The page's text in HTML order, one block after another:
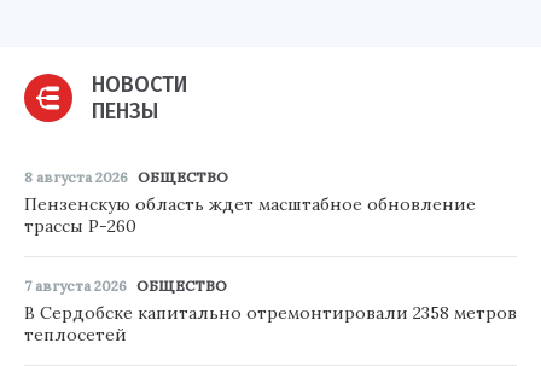
НОВОСТИ
ПЕНЗЫ
8 августа 2026 ОБЩЕСТВО
Пензенскую область ждет масштабное обновление
трассы Р-260
7 августа 2026 ОБЩЕСТВО
В Сердобске капитально отремонтировали 2358 метров
теплосетей